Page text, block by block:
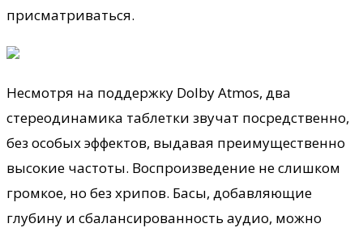
присматриваться.
Несмотря на поддержку Dolby Atmos, два
стереодинамика таблетки звучат посредственно,
без особых эффектов, выдавая преимущественно
высокие частоты. Воспроизведение не слишком
громкое, но без хрипов. Басы, добавляющие
глубину и сбалансированность аудио, можно